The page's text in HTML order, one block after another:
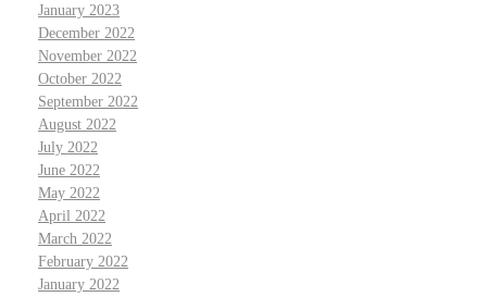
January 2023
December 2022
November 2022
October 2022
September 2022
August 2022
July 2022
June 2022
May 2022
April 2022
March 2022
February 2022
January 2022